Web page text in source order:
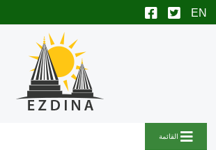
القائمة